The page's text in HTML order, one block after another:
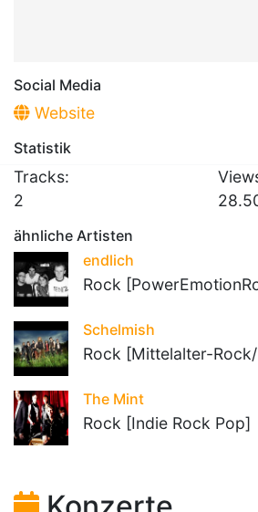
Social Media
Website
Statistik
Tracks:
2
ähnliche Artisten
endlich
Rock
Schelmish
Rock [Mittelalter-
The Mint
Rock [Indie Rock Pop]